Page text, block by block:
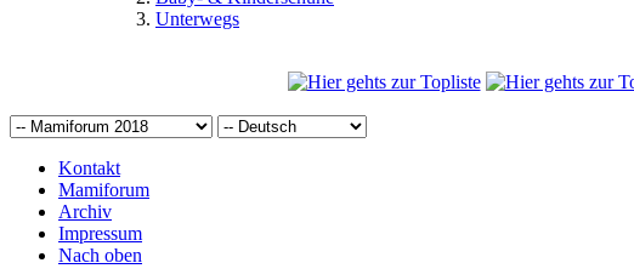
Unterwegs
Kontakt
Mamiforum
Archiv
Impressum
Nach oben